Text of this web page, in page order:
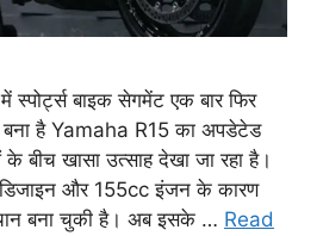
में स्पोर्ट्स बाइक सेगमेंट एक बार फिर
बना है Yamaha R15 का अपडेटेड
बीच खासा उत्साह देखा जा रहा है।
डिजाइन और 155cc इंजन के कारण
बना चुकी है। अब इसके … Read